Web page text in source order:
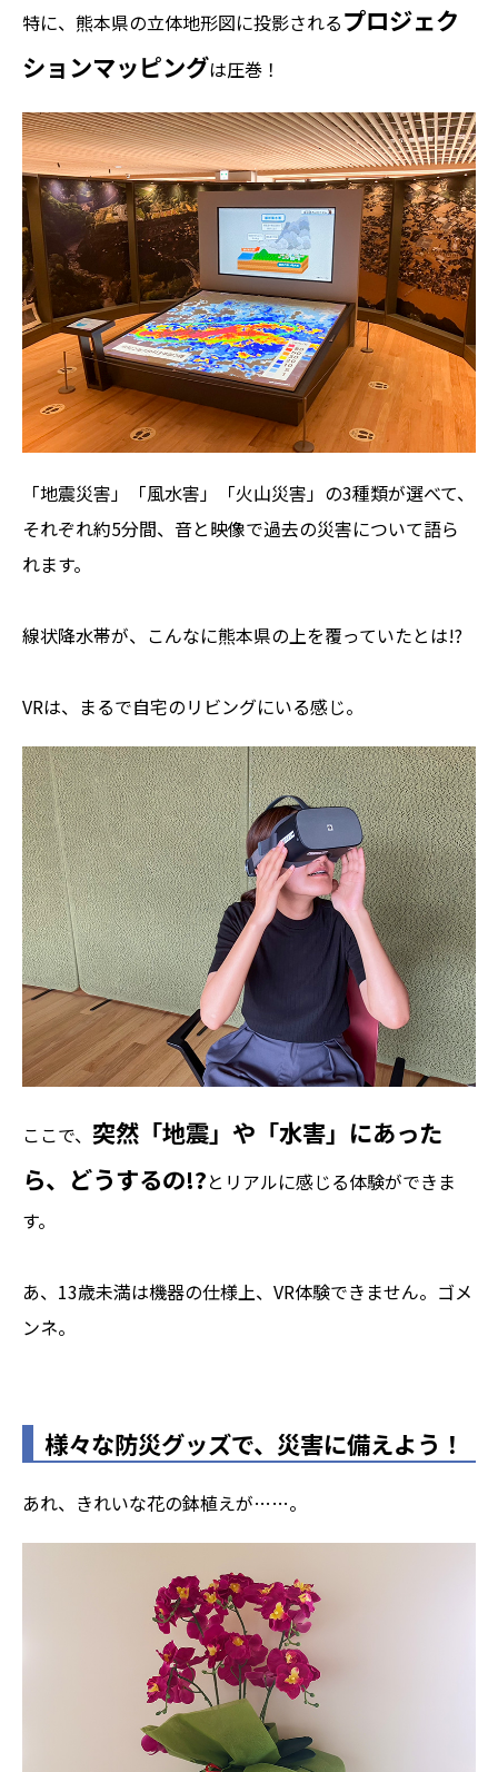
特に、熊本県の立体地形図に投影されるプロジェク
ションマッピングは圧巻！
「地震災害」「風水害」「火山災害」の3種類が選べて、
それぞれ約5分間、音と映像で過去の災害について語ら
れます。
線状降水帯が、こんなに熊本県の上を覆っていたとは!?
VRは、まるで自宅のリビングにいる感じ。
ここで、 突然「地震」や「水害」にあった
ら、どうするの!?とリアルに感じる体験ができま
す。
あ、13歳未満は機器の仕様上、VR体験できません。ゴメ
ンネ。
様々な防災グッズで、災害に備えよう！
あれ、きれいな花の鉢植えが……。